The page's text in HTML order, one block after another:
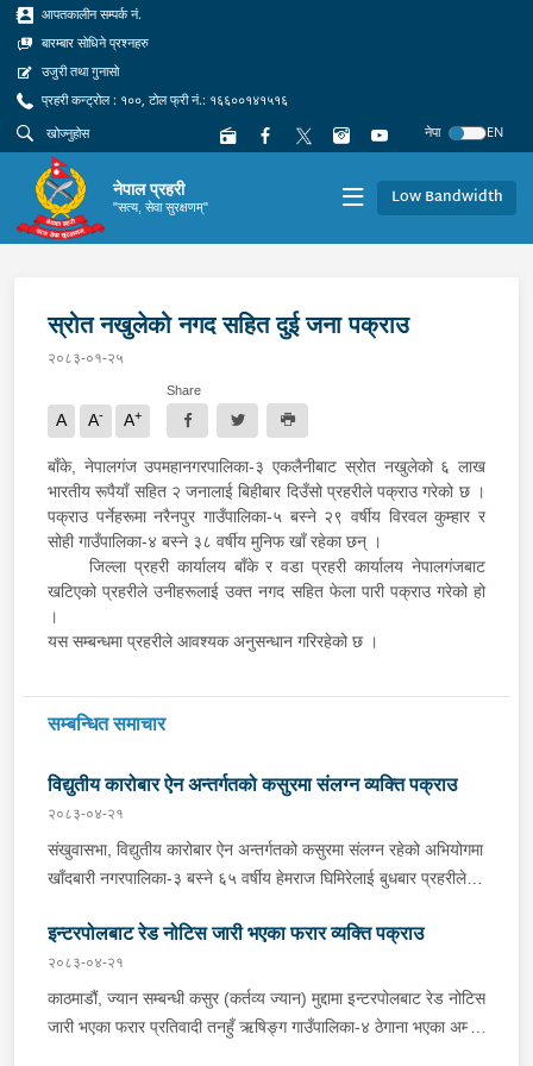
आपतकालीन सम्पर्क नं.
बारम्बार सोधिने प्रश्नहरु
उजुरी तथा गुनासो
प्रहरी कन्ट्रोल : १००, टोल फ्री नं.: १६६००१४१५१६
नेपा
EN
नेपाल प्रहरी
"सत्य, सेवा सुरक्षणम्" Low Bandwidth
स्रोत नखुलेको नगद सहित दुई जना पक्राउ
२०८३-०१-२५
A A- A+
Share
बाँके, नेपालगंज उपमहानगरपालिका-३ एकलैनीबाट स्रोत नखुलेको ६ लाख
भारतीय रूपैयाँ सहित २ जनालाई बिहीबार दिउँसो प्रहरीले पक्राउ गरेको छ ।
पक्राउ पर्नेहरूमा नरैनपुर गाउँपालिका-५ बस्ने २९ वर्षीय विरवल कुम्हार र
सोही गाउँपालिका-४ बस्ने ३८ वर्षीय मुनिफ खाँ रहेका छन् ।
जिल्ला प्रहरी कार्यालय बाँके र वडा प्रहरी कार्यालय नेपालगंजबाट
खटिएको प्रहरीले उनीहरूलाई उक्त नगद सहित फेला पारी पक्राउ गरेको हो
।
यस सम्बन्धमा प्रहरीले आवश्यक अनुसन्धान गरिरहेको छ ।
सम्बन्धित समाचार
विद्युतीय कारोबार ऐन अन्तर्गतको कसुरमा संलग्न व्यक्ति पक्राउ
२०८३-०४-२१
संखुवासभा, विद्युतीय कारोबार ऐन अन्तर्गतको कसुरमा संलग्न रहेको अभियोगमा
खाँदबारी नगरपालिका-३ बस्ने ६५ वर्षीय हेमराज घिमिरेलाई बुधबार प्रहरीले
संखुवासभाबाट खटिएको प्रहरीले खाँदबारी नगरपालिका-१ बाट पक्राउ गरेको
हो । उनी उपर जिल्ला अदालत संखुवासभाबाट म्याद थप अनुमति लिई यस
सम्बन्धमा प्रहरीले आवश्यक अनुसन्धान गरिरहेको छ ।
इन्टरपोलबाट रेड नोटिस जारी भएका फरार व्यक्ति पक्राउ
२०८३-०४-२१
काठमाडौं, ज्यान सम्बन्धी कसुर (कर्तव्य ज्यान) मुद्दामा इन्टरपोलबाट रेड नोटिस
जारी भएका फरार प्रतिवादी तनहुँ ऋषिङ्ग गाउँपालिका-४ ठेगाना भएका अम्मर